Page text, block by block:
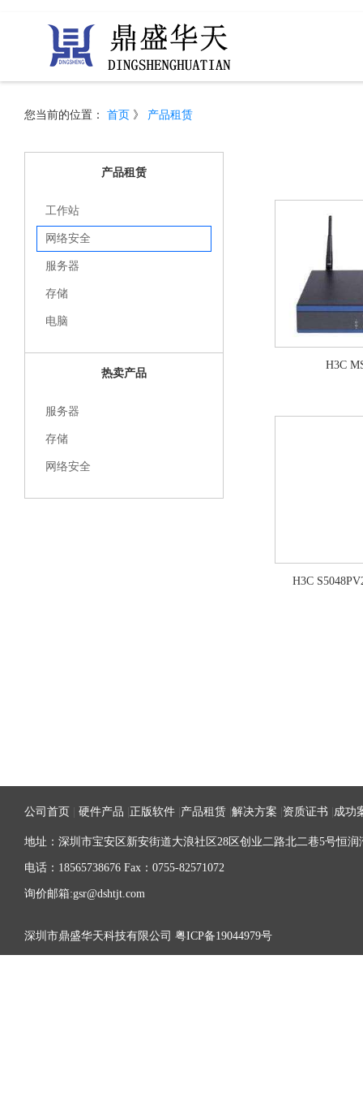
您当前的位置： 首页 》 产品租赁
产品租赁
工作站
网络安全
服务器
存储
电脑
热卖产品
服务器
存储
网络安全
H3C
H3C
公司首页 硬件产品 正版软件 产品租赁 解决方案 资质证书 成功
地址：深圳市宝安区新安街道大浪社区28区创业二路北二巷5号恒润
电话：18565738676 Fax：0755-82571072
询价邮箱:gsr@dshtjt.com
深圳市鼎盛华天科技有限公司 粤ICP备19044979号